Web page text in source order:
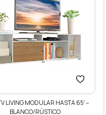
LIVING MODULAR HASTA 65′ –
BLANCO/RÚSTICO